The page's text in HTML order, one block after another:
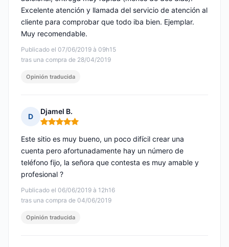
Publicado el 07/06/2019 à 09h15
tras una compra de 28/04/2019
Excelente atención y llamada del servicio de atención al
cliente para comprobar que todo iba bien. Ejemplar.
Muy recomendable.
Opinión traducida
D
Djamel B.
Nota: 5 de 5
Publicado el 06/06/2019 à 12h16
tras una compra de 04/06/2019
Este sitio es muy bueno, un poco difícil crear una
cuenta pero afortunadamente hay un número de
teléfono fijo, la señora que contesta es muy amable y
profesional ?
Opinión traducida